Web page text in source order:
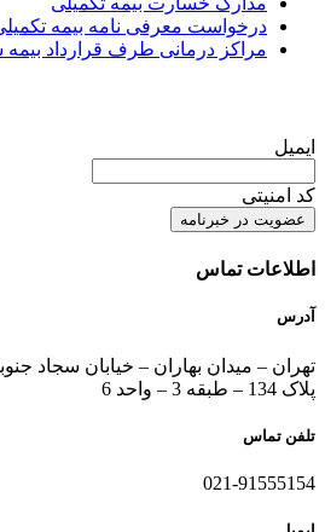
درخواست معرفی نامه بیمه
مراکز درمانی طرف قرارداد بیمه
ایمیل
کد امنیتی
اطلاعات تماس
آدرس
تهران – میدان بهاران – خیابان سجاد
پلاک 134 – طبقه 3 – واحد 6
تلفن تماس
021-91555154